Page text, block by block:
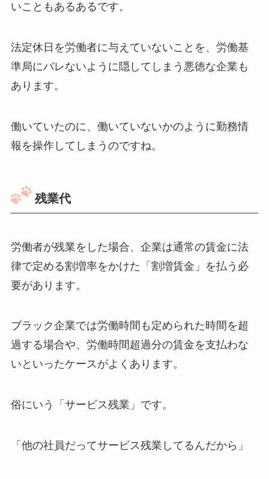
いこともあるあるです。
法定休日を労働者に与えていないことを、労働基
準局にバレないように隠してしまう悪徳な企業も
あります。
働いていたのに、働いていないかのように勤務情
報を操作してしまうのですね。
残業代
労働者が残業をした場合、企業は通常の賃金に法
律で定める割増率をかけた「割増賃金」を払う必
要があります。
ブラック企業では労働時間も定められた時間を超
過する場合や、労働時間超過分の賃金を支払わな
いといったケースがよくあります。
俗にいう「サービス残業」です。
「他の社員だってサービス残業してるんだから」